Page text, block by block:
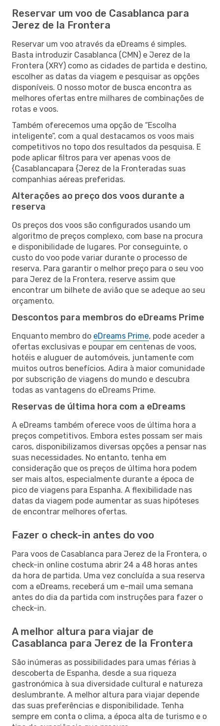
Reservar um voo de Casablanca para
Jerez de la Frontera
Reservar um voo através da eDreams é simples.
Basta introduzir Casablanca (CMN) e Jerez de la
Frontera (XRY) como as cidades de partida e destino,
escolher as datas da viagem e pesquisar as opções
disponíveis. O nosso motor de busca encontra as
melhores ofertas entre milhares de combinações de
rotas e voos.
Também oferecemos uma opção de “Escolha
inteligente”, com a qual destacamos os voos mais
competitivos no topo dos resultados da pesquisa. E
pode aplicar filtros para ver apenas voos de
{Casablancapara {Jerez de la Fronteradas suas
companhias aéreas preferidas.
Alterações ao preço dos voos durante a
reserva
Os preços dos voos são configurados usando um
algoritmo de preços complexo, com base na procura
e disponibilidade de lugares. Por conseguinte, o
custo do voo pode variar durante o processo de
reserva. Para garantir o melhor preço para o seu voo
para Jerez de la Frontera, reserve assim que
encontrar um bilhete de avião que se adeque ao seu
orçamento.
Descontos para membros do eDreams Prime
Enquanto membro do eDreams Prime, pode aceder a
ofertas exclusivas e poupar em centenas de voos,
hotéis e aluguer de automóveis, juntamente com
muitos outros benefícios. Adira à maior comunidade
por subscrição de viagens do mundo e descubra
todas as vantagens do eDreams Prime.
Reservas de última hora com a eDreams
A eDreams também oferece voos de última hora a
preços competitivos. Embora estes possam ser mais
caros, disponibilizamos diversas opções a pensar nas
suas necessidades. No entanto, tenha em
consideração que os preços de última hora podem
ser mais altos, especialmente durante a época de
pico de viagens para Espanha. A flexibilidade nas
datas da viagem pode aumentar as suas hipóteses
de encontrar melhores ofertas.
Fazer o check-in antes do voo
Para voos de Casablanca para Jerez de la Frontera, o
check-in online costuma abrir 24 a 48 horas antes
da hora de partida. Uma vez concluída a sua reserva
com a eDreams, receberá um e-mail uma semana
antes do dia da partida com instruções para fazer o
check-in.
A melhor altura para viajar de
Casablanca para Jerez de la Frontera
São inúmeras as possibilidades para umas férias à
descoberta de Espanha, desde a sua riqueza
gastronómica à sua diversidade cultural e natureza
deslumbrante. A melhor altura para viajar depende
das suas preferências e disponibilidade. Tenha
sempre em conta o clima, a época alta de turismo e o